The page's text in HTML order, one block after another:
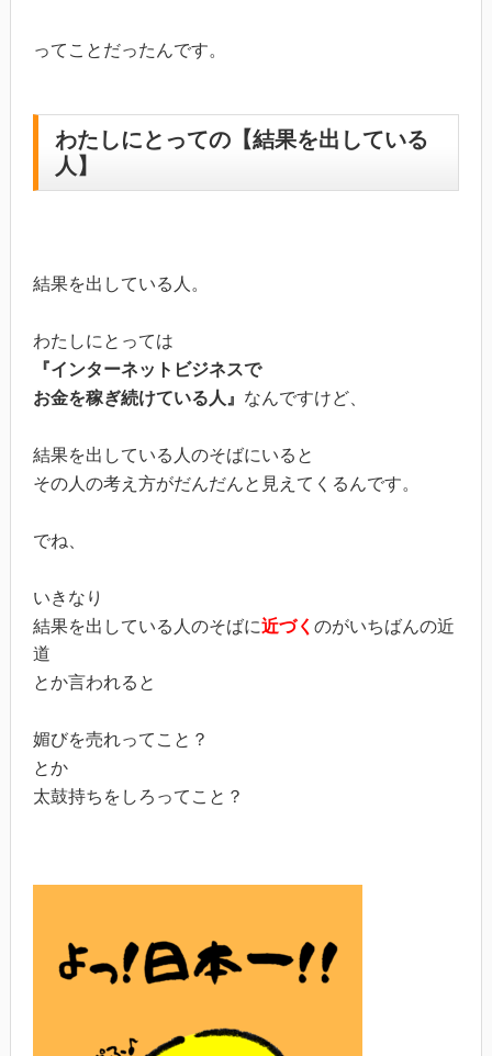
ってことだったんです。
わたしにとっての【結果を出している
人】
結果を出している人。
わたしにとっては
『インターネットビジネスで
お金を稼ぎ続けている人』 なんですけど、
結果を出している人のそばにいると
その人の考え方がだんだんと見えてくるんです。
でね、
いきなり
結果を出している人のそばに近づく のがいちばんの近
道
とか言われると
媚びを売れってこと？
とか
太鼓持ちをしろってこと？